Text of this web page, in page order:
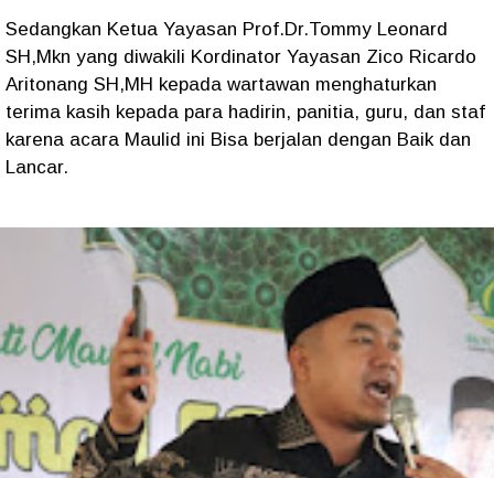
Sedangkan Ketua Yayasan Prof.Dr.Tommy Leonard
SH,Mkn yang diwakili Kordinator Yayasan Zico Ricardo
Aritonang SH,MH kepada wartawan menghaturkan
terima kasih kepada para hadirin, panitia, guru, dan staf
karena acara Maulid ini Bisa berjalan dengan Baik dan
Lancar.